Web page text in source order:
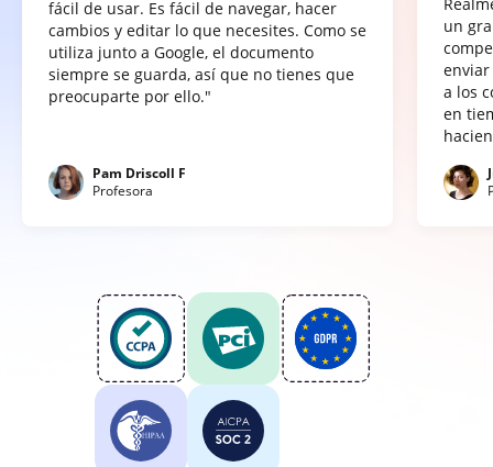
fácil de usar. Es fácil de navegar, hacer
cambios y editar lo que necesites. Como se
utiliza junto a Google, el documento
siempre se guarda, así que no tienes que
preocuparte por ello."
Pam Driscoll F
Profesora
un
a los
en